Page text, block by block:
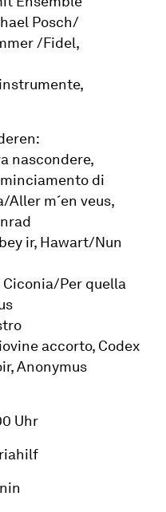
Posch/
/Fidel,
nascondere,
di
Aller m´en veus,
ir, Hawart/Nun
Per quella
accorto, Codex
Anonymus
Uhr